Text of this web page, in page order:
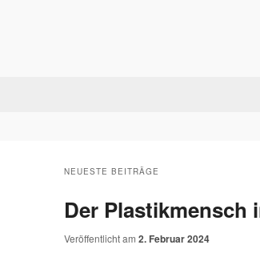
NEUESTE BEITRÄGE
Der Plastikmensch
Veröffentlicht am 2. Februar 2024